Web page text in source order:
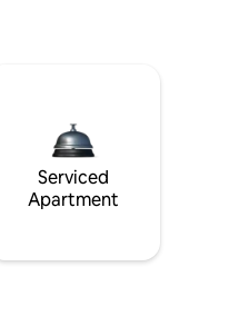
Serviced
Apartment